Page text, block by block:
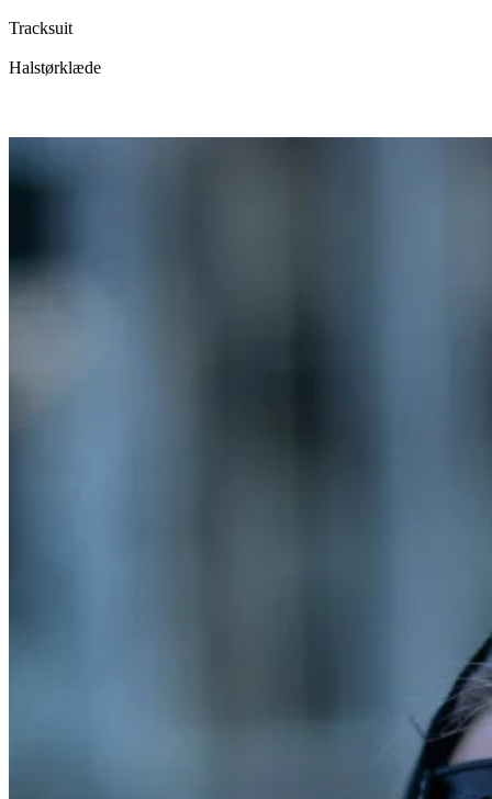
Tracksuit
Halstørklæde